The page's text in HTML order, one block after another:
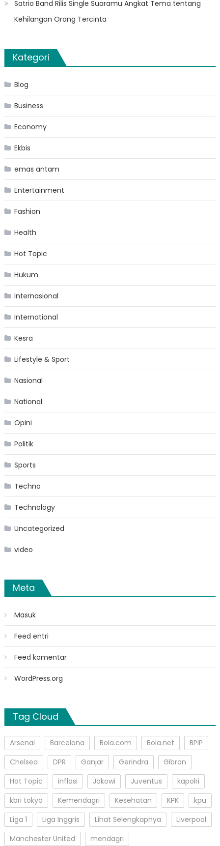
Satrio Band Rilis Single Suaramu Angkat Tema tentang
Kehilangan Orang Tercinta
Kategori
Blog
Business
Economy
Ekbis
emas antam
Entertainment
Fashion
Health
Hot Topic
Hukum
Internasional
International
Kesra
Lifestyle & Sport
Nasional
National
Opini
Politik
Sports
Techno
Technology
Uncategorized
video
Meta
Masuk
Feed entri
Feed komentar
WordPress.org
Tag Cloud
Arsenal Barcelona Bola.com Bola.net
BPIP
Chelsea
DPR Ganjar Gerindra
Gibran
Hot Topic
inflasi Jokowi Juventus
kapolri
kbri tokyo
Kemendagri Kesehatan KPK
kpu
Liga 1
Liga Inggris Lihat Selengkapnya
Liverpool
Manchester United
mendagri